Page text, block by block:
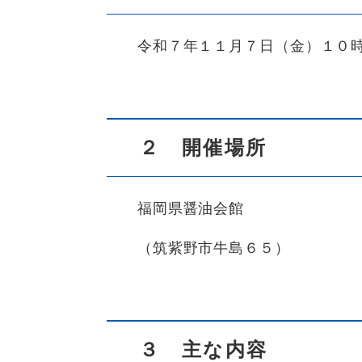
令和７年１１月７日（金）１０
２ 開催場所
福岡県醤油会館
（筑紫野市牛島６５）
３ 主な内容